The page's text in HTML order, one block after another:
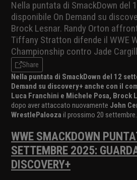
Nella puntata di SmackDown del
disponibile On Demand su
Brock Lesnar. Randy Orton
Tiffany Stratton difende il WWE
Championship contro Jade
Share
Nella puntata di SmackDown del 12
Demand su discovery+ anche con il
Luca Franchini e Michele Posa, Brock
dopo aver attaccato nuovamente John
WrestlePalooza il prossimo 20 settembre.
WWE SMACKDOWN
SETTEMBRE 2025:
DISCOVERY+